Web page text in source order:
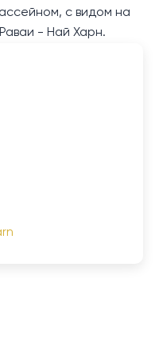
с видом на
- Най Харн.